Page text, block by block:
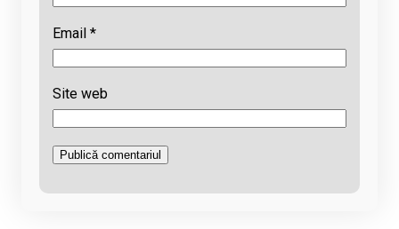
Email *
Site web